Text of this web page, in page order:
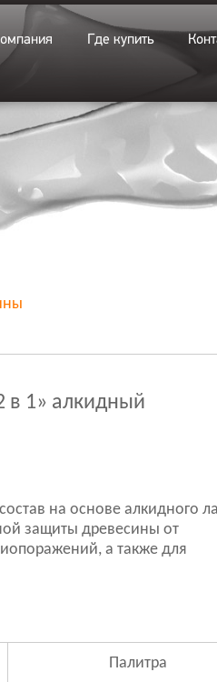
Где купить
в 1» алкидный
на основе алкидного
защиты древесины от
а также для
Палитра